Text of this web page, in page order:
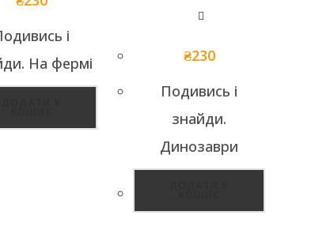
і
На фермі
₴230
Подивись і
знайди.
Динозаври